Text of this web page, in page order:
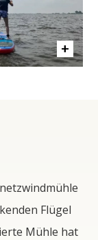
Flügel
Mühle hat